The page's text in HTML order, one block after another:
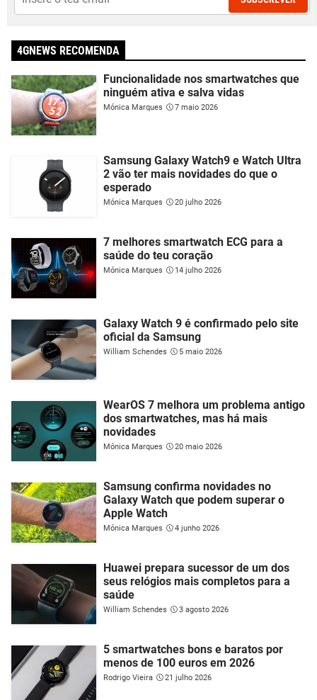
4GNEWS RECOMENDA
Funcionalidade nos smartwatches que
ninguém ativa e salva vidas
Mónica Marques 7 maio 2026
Samsung Galaxy Watch9 e Watch Ultra
2 vão ter mais novidades do que o
esperado
Mónica Marques 20 julho 2026
7 melhores smartwatch ECG para a
saúde do teu coração
Mónica Marques 14 julho 2026
Galaxy Watch 9 é confirmado pelo site
oficial da Samsung
William Schendes 5 maio 2026
WearOS 7 melhora um problema antigo
dos smartwatches, mas há mais
novidades
Mónica Marques 20 maio 2026
Samsung confirma novidades no
Galaxy Watch que podem superar o
Apple Watch
Mónica Marques 4 junho 2026
Huawei prepara sucessor de um dos
seus relógios mais completos para a
saúde
William Schendes 3 agosto 2026
5 smartwatches bons e baratos por
menos de 100 euros em 2026
Rodrigo Vieira 21 julho 2026